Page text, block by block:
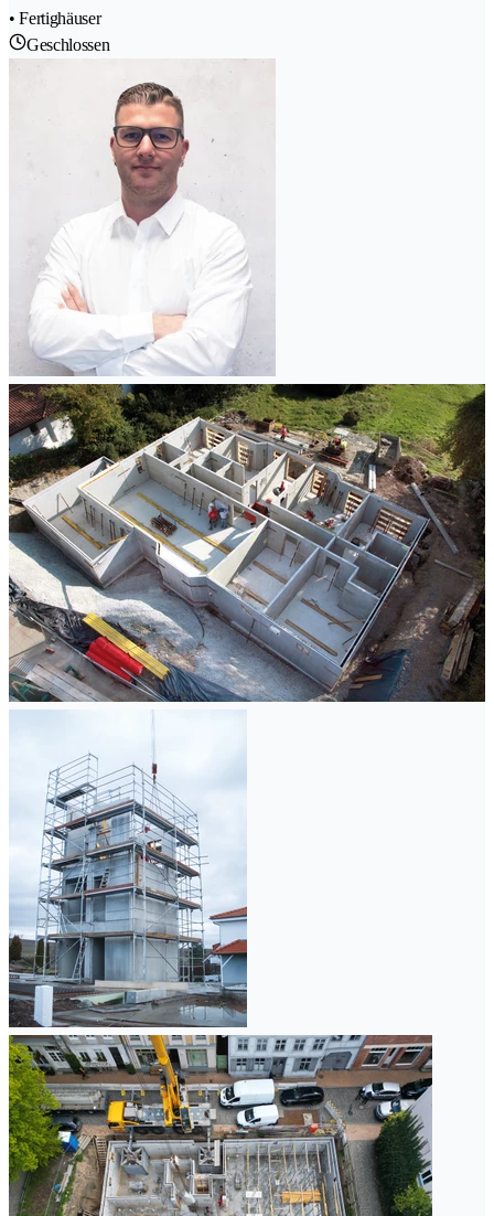
• Fertighäuser
Geschlossen